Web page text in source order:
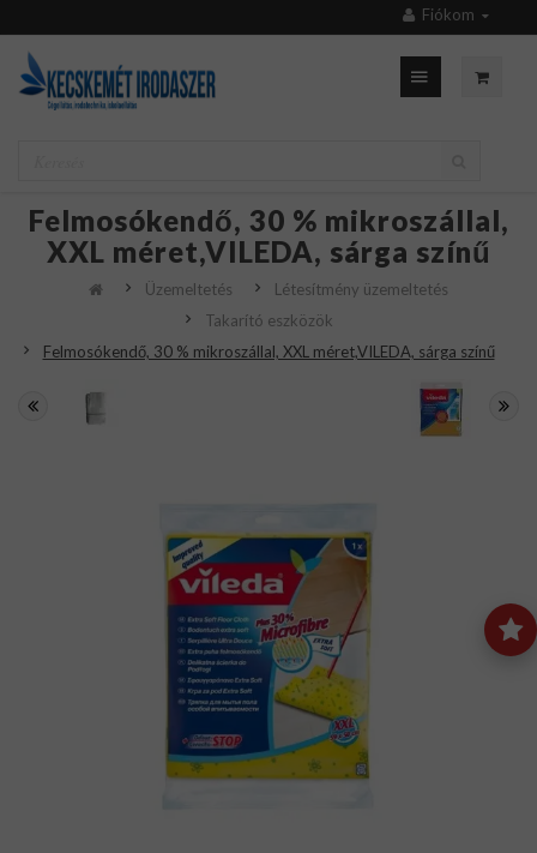
Fiókom
Felmosókendő, 30 % mikroszállal,
XXL méret,VILEDA, sárga színű
Üzemeltetés
Létesítmény üzemeltetés
Takarító eszközök
Felmosókendő, 30 % mikroszállal, XXL méret,VILEDA, sárga színű